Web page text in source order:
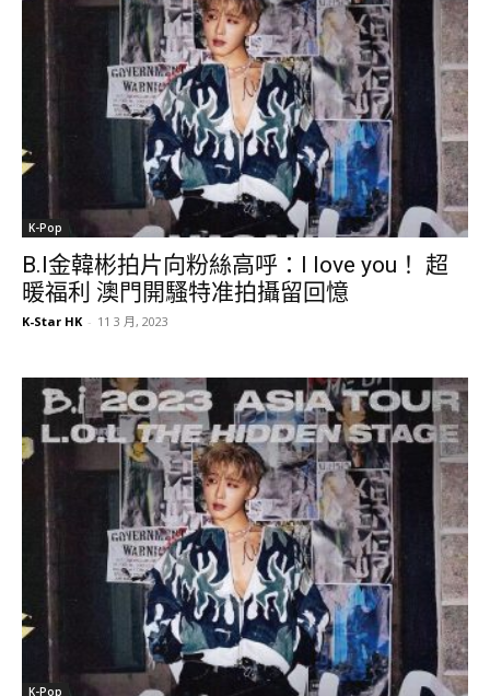
K-Pop
B.I金韓彬拍片向粉絲高呼：I love you！ 超
暖福利 澳門開騷特准拍攝留回憶
K-Star HK - 11 3 月, 2023
K-Pop